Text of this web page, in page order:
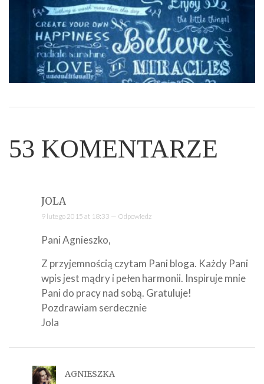
53 KOMENTARZE
JOLA
9 lutego 2015 at 18:33 — Odpowiedz
Pani Agnieszko,
Z przyjemnością czytam Pani bloga. Każdy Pani
wpis jest mądry i pełen harmonii. Inspiruje mnie
Pani do pracy nad sobą. Gratuluje!
Pozdrawiam serdecznie
Jola
AGNIESZKA